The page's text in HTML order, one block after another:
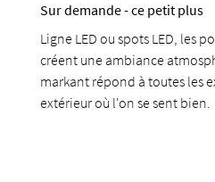
Sur demande - ce petit plus
Ligne LED ou spots LED, les
créent une ambiance
markant répond à toutes les
extérieur où l'on se sent bien.